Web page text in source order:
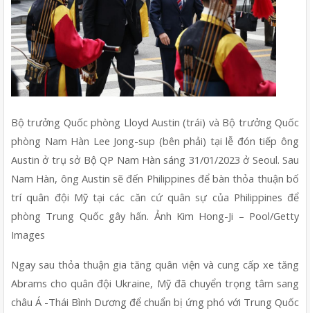
Bộ trưởng Quốc phòng Lloyd Austin (trái) và Bộ trưởng Quốc
phòng Nam Hàn Lee Jong-sup (bên phải) tại lễ đón tiếp ông
Austin ở trụ sở Bộ QP Nam Hàn sáng 31/01/2023 ở Seoul. Sau
Nam Hàn, ông Austin sẽ đến Philippines để bàn thỏa thuận bố
trí quân đội Mỹ tại các căn cứ quân sự của Philippines để
phòng Trung Quốc gây hấn. Ảnh Kim Hong-Ji – Pool/Getty
Images
Ngay sau thỏa thuận gia tăng quân viện và cung cấp xe tăng
Abrams cho quân đội Ukraine, Mỹ đã chuyển trọng tâm sang
châu Á -Thái Bình Dương để chuẩn bị ứng phó với Trung Quốc